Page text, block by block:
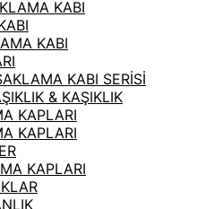
KABI
KABI
KABI SERİSİ
& KAŞIKLIK
KAPLARI
KAPLARI
KAPLARI